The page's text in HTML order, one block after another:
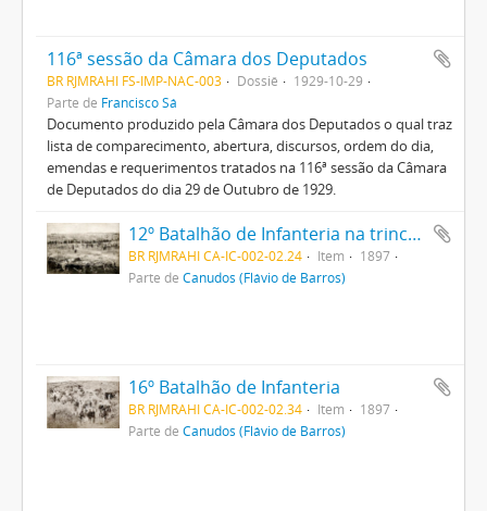
116ª sessão da Câmara dos Deputados
BR RJMRAHI FS-IMP-NAC-003 Dossiê
1929-10-29
Parte de Francisco Sá
Documento produzido pela Câmara dos Deputados o qual traz
lista de comparecimento, abertura, discursos, ordem do dia,
emendas e requerimentos tratados na 116ª sessão da Câmara
de Deputados do dia 29 de Outubro de 1929.
12º Batalhão de Infanteria na trincheira
BR RJMRAHI CA-IC-002-02.24 Item
1897
Parte de Canudos (Flávio de Barros)
16º Batalhão de Infanteria
BR RJMRAHI CA-IC-002-02.34 Item
1897
Parte de Canudos (Flávio de Barros)